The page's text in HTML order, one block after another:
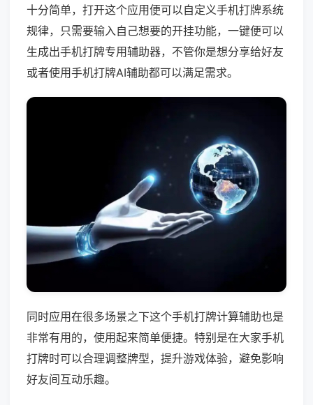
十分简单，打开这个应用便可以自定义手机打牌系统
规律，只需要输入自己想要的开挂功能，一键便可以
生成出手机打牌专用辅助器，不管你是想分享给好友
或者使用手机打牌AI辅助都可以满足需求。
同时应用在很多场景之下这个手机打牌计算辅助也是
非常有用的，使用起来简单便捷。特别是在大家手机
打牌时可以合理调整牌型，提升游戏体验，避免影响
好友间互动乐趣。